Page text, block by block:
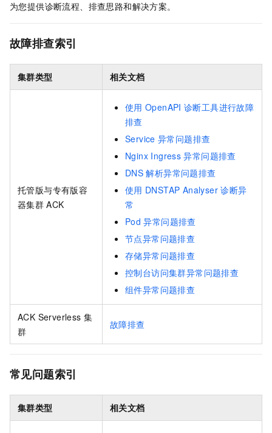
为您提供诊断流程、排查思路和解决方案。
故障排查索引
集群类型 相关文档
托管版与专有版容
器集群 ACK
使用 OpenAPI 诊断工具进行故障
排查
Service 异常问题排查
Nginx Ingress 异常问题排查
DNS 解析异常问题排查
使用 DNSTAP Analyser 诊断异
常
Pod 异常问题排查
节点异常问题排查
存储异常问题排查
控制台访问集群异常问题排查
组件异常问题排查
ACK Serverless 集
群
故障排查
常见问题索引
集群类型 相关文档